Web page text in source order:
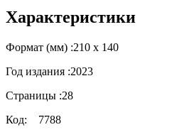
Характеристики
Формат (мм) :210 х 140
Год издания :2023
Страницы :28
Код: 7788